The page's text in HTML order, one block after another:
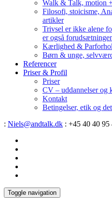
Walk & Talk, motion
Filosofi, stoicisme,
artikler
Trivsel er ikke alene
er også
Kærlighed &
Børn & unge,
Referencer
Priser & Profil
Priser
CV – uddannelser og
Kontakt
Betingelser, etik og
: Niels@andtalk.dk : +45 40 40 95
Toggle navigation